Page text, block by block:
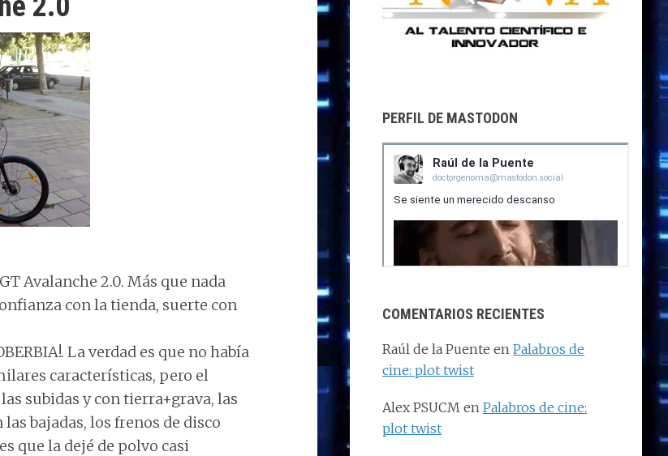
Avalanche 2.0. Más que nada
con la tienda, suerte con
La verdad es que no había
características, pero el
subidas y con tierra+grava, las
bajadas, los frenos de disco
que la dejé de polvo casi
PERFIL DE MASTODON
COMENTARIOS RECIENTES
Raúl de la Puente en Palabros de
cine: plot twist
Alex PSUCM en Palabros de cine:
plot twist